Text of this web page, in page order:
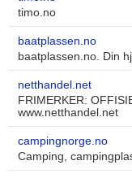
timo.no
baatplassen.no
baatplassen.no. Din
netthandel.net
FRIMERKER:
www.netthandel.net
campingnorge.no
Camping,